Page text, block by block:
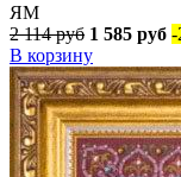
ЯМ
2 114 руб 1 585 руб -
В корзину